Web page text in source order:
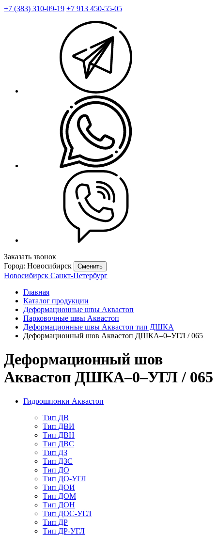
+7 (383) 310-09-19 +7 913 450-55-05
Заказать звонок
Город: Новосибирск
Сменить
Новосибирск Санкт-Петербург
Главная
Каталог продукции
Деформационные швы Аквастоп
Парковочные швы Аквастоп
Деформационные швы Аквастоп тип ДШКА
Деформационный шов Аквастоп ДШКА–0–УГЛ / 065
Деформационный шов
Аквастоп ДШКА–0–УГЛ / 065
Гидрошпонки Аквастоп
Тип ДВ
Тип ДВИ
Тип ДВН
Тип ДВС
Тип ДЗ
Тип ДЗС
Тип ДО
Тип ДО-УГЛ
Тип ДОИ
Тип ДОМ
Тип ДОН
Тип ДОС-УГЛ
Тип ДР
Тип ДР-УГЛ